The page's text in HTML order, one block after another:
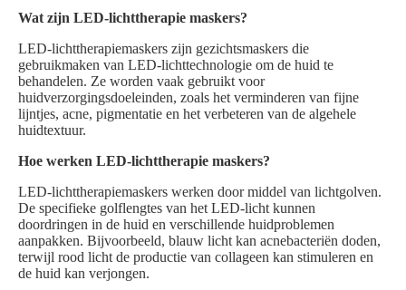
Wat zijn LED-lichttherapie maskers?
LED-lichttherapiemaskers zijn gezichtsmaskers die
gebruikmaken van LED-lichttechnologie om de huid te
behandelen. Ze worden vaak gebruikt voor
huidverzorgingsdoeleinden, zoals het verminderen van fijne
lijntjes, acne, pigmentatie en het verbeteren van de algehele
huidtextuur.
Hoe werken LED-lichttherapie maskers?
LED-lichttherapiemaskers werken door middel van lichtgolven.
De specifieke golflengtes van het LED-licht kunnen
doordringen in de huid en verschillende huidproblemen
aanpakken. Bijvoorbeeld, blauw licht kan acnebacteriën doden,
terwijl rood licht de productie van collageen kan stimuleren en
de huid kan verjongen.